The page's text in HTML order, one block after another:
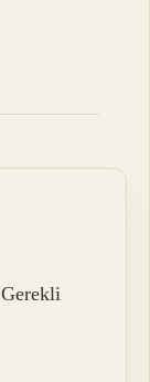
Gerekli